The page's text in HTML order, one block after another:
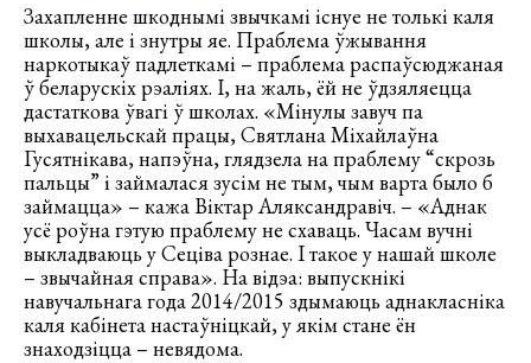
Захапленне шкоднымі звычкамі існуе не толькі каля
школы, але і знутры яе. Праблема ўжывання
наркотыкаў падлеткамі – праблема распаўсюджаная
ў беларускіх рэаліях. І, на жаль, ёй не ўдзяляецца
дастаткова ўвагі ў школах. «Мінулы завуч па
выхавацельскай працы, Святлана Міхайлаўна
Гусятнікава, напэўна, глядзела на праблему “скрозь
пальцы” і займалася зусім не тым, чым варта было б
займацца» – кажа Віктар Аляксандравіч. – «Аднак
усё роўна гэтую праблему не схаваць. Часам вучні
выкладваюць у Сеціва рознае. І такое у нашай школе
– звычайная справа». На відэа: выпускнікі
навучальнага года 2014/2015 здымаюць аднакласніка
каля кабінета настаўніцкай, у якім стане ён
знаходзіцца – невядома.